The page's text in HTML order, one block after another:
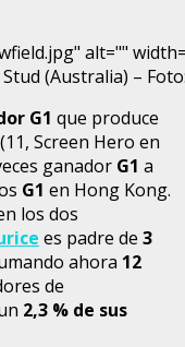
alt=""
(Australia) –
G1 que produce
(11, Screen Hero en
ganador G1 a
G1 en Hong Kong.
los dos
es padre de 3
ahora 12
de
2,3 % de sus